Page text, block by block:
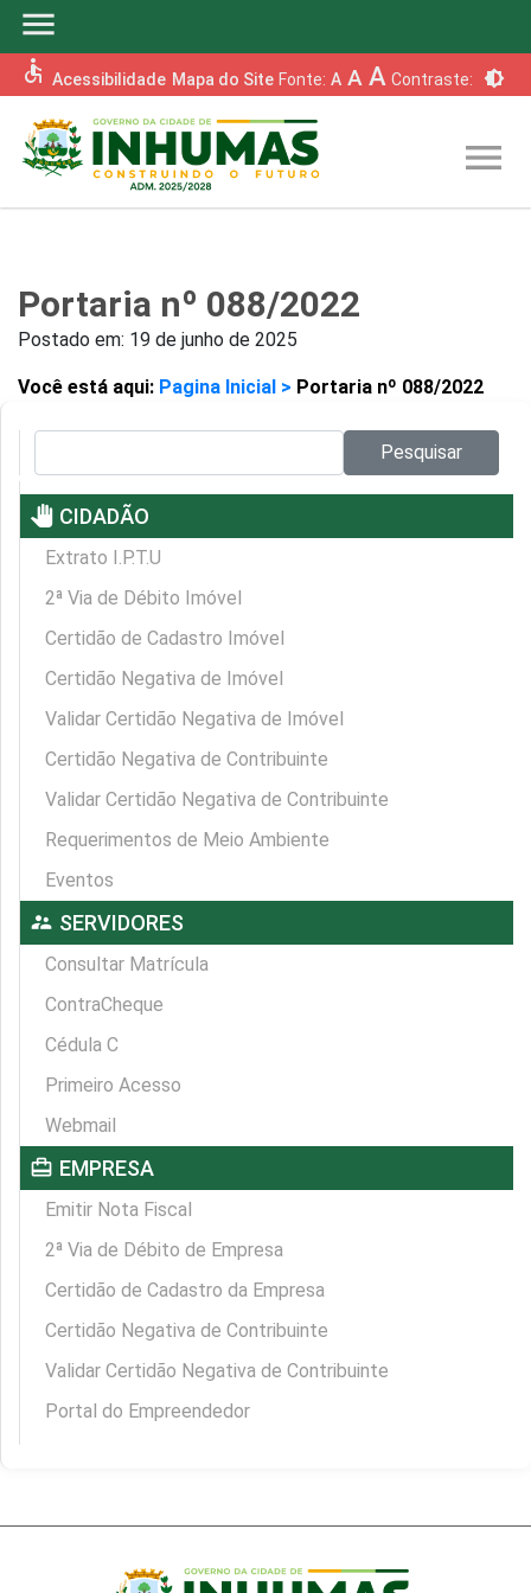
menu
accessible Acessibilidade Mapa do Site Fonte: A A A Contraste: brightness_6
menu
Portaria nº 088/2022
Postado em: 19 de junho de 2025
Você está aqui: Pagina Inicial > Portaria nº 088/2022
Pesquisar
pan_tool CIDADÃO
Extrato I.P.T.U
2ª Via de Débito Imóvel
Certidão de Cadastro Imóvel
Certidão Negativa de Imóvel
Validar Certidão Negativa de Imóvel
Certidão Negativa de Contribuinte
Validar Certidão Negativa de Contribuinte
Requerimentos de Meio Ambiente
Eventos
supervisor_account SERVIDORES
Consultar Matrícula
ContraCheque
Cédula C
Primeiro Acesso
Webmail
card_travel EMPRESA
Emitir Nota Fiscal
2ª Via de Débito de Empresa
Certidão de Cadastro da Empresa
Certidão Negativa de Contribuinte
Validar Certidão Negativa de Contribuinte
Portal do Empreendedor